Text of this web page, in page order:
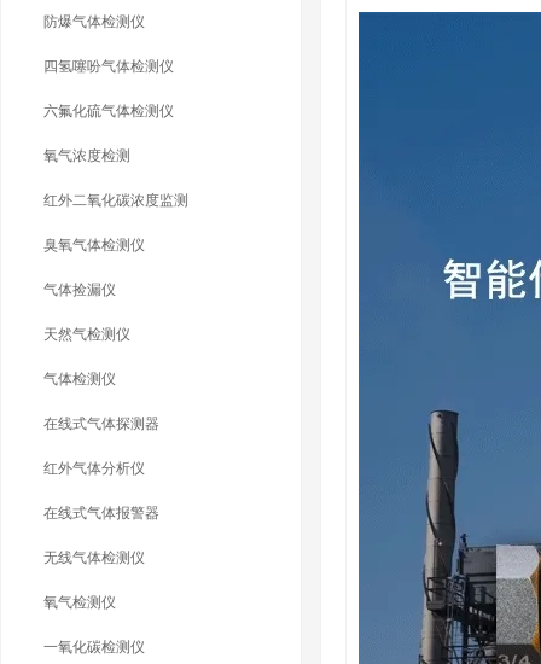
防爆气体检测仪
四氢噻吩气体检测仪
六氟化硫气体检测仪
氧气浓度检测
红外二氧化碳浓度监测
臭氧气体检测仪
气体捡漏仪
天然气检测仪
气体检测仪
在线式气体探测器
红外气体分析仪
在线式气体报警器
无线气体检测仪
氧气检测仪
一氧化碳检测仪